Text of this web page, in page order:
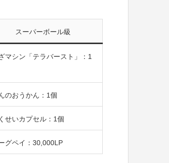
スーパーボール級
マシン「テラバースト」：1
のおうかん：1個
せいカプセル：1個
グペイ：30,000LP